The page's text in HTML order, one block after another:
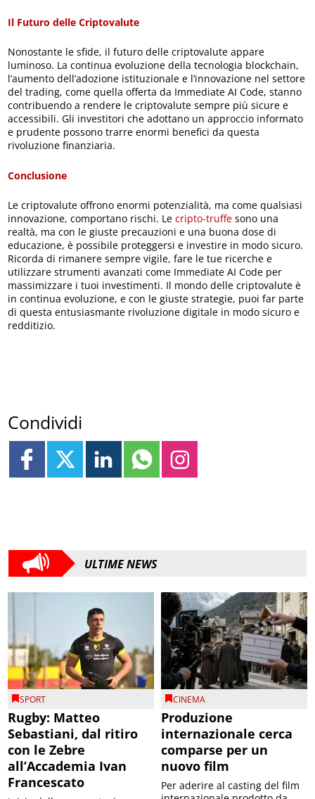
Il Futuro delle Criptovalute
Nonostante le sfide, il futuro delle criptovalute appare
luminoso. La continua evoluzione della tecnologia blockchain,
l’aumento dell’adozione istituzionale e l’innovazione nel settore
del trading, come quella offerta da Immediate AI Code, stanno
contribuendo a rendere le criptovalute sempre più sicure e
accessibili. Gli investitori che adottano un approccio informato
e prudente possono trarre enormi benefici da questa
rivoluzione finanziaria.
Conclusione
Le criptovalute offrono enormi potenzialità, ma come qualsiasi
innovazione, comportano rischi. Lecripto-truffe sono una
realtà, ma con le giuste precauzioni e una buona dose di
educazione, è possibile proteggersi e investire in modo sicuro.
Ricorda di rimanere sempre vigile, fare le tue ricerche e
utilizzare strumenti avanzati come Immediate AI Code per
massimizzare i tuoi investimenti. Il mondo delle criptovalute è
in continua evoluzione, e con le giuste strategie, puoi far parte
di questa entusiasmante rivoluzione digitale in modo sicuro e
redditizio.
Condividi
ULTIME NEWS
SPORT
Rugby: Matteo
Sebastiani, dal ritiro
con le Zebre
all’Accademia Ivan
Francescato
CINEMA
Produzione
internazionale cerca
comparse per un
nuovo film
Per aderire al casting del film